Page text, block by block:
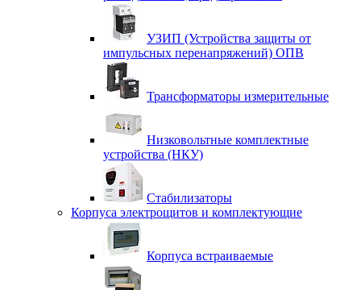
УЗИП (Устройства защиты от
импульсных перенапряжений) ОПВ
Трансформаторы измерительные
Низковольтные комплектные
устройства (НКУ)
Стабилизаторы
Корпуса электрощитов и комплектующие
Корпуса встраиваемые